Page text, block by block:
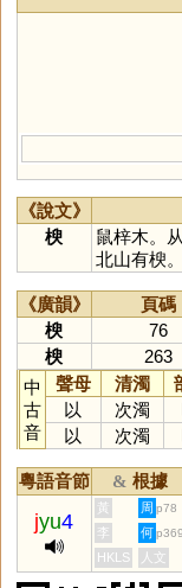
《說文》
楰
鼠梓木。
北山有楰。
《廣韻》 頁碼
楰
76
楰
263
中
古
音
聲母 清濁
以
次濁
以
次濁
粵語音節 & 根據
jyu4
黃 周 p78
李 何 p369
HKLS 人文